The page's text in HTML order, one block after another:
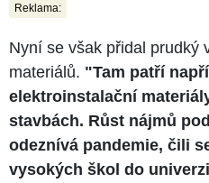
Reklama:
Nyní se však přidal prudký
materiálů. "Tam patří
elektroinstalační
stavbách. Růst nájmů
odeznívá pandemie, čili
vysokých škol do